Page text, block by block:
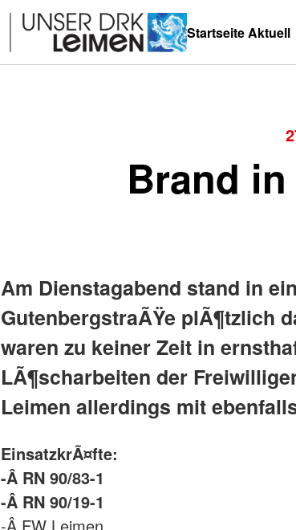
StartseiteAktuell
Brand
Am Dienstagabend stand in
GutenbergstraÃŸe plÃ¶tzlich
waren zu keiner Zeit in
LÃ¶scharbeiten der
Leimen allerdings mit
EinsatzkrÃ¤fte:
-Â RN 90/83-1
-Â RN 90/19-1